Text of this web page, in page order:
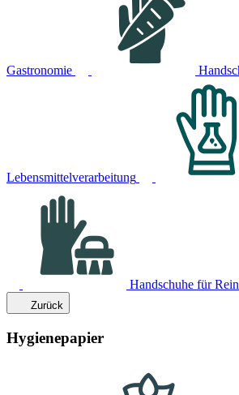
Gastronomie
Lebensmittelverarbeitung
Handschuhe für
Zurück
Hygienepapier